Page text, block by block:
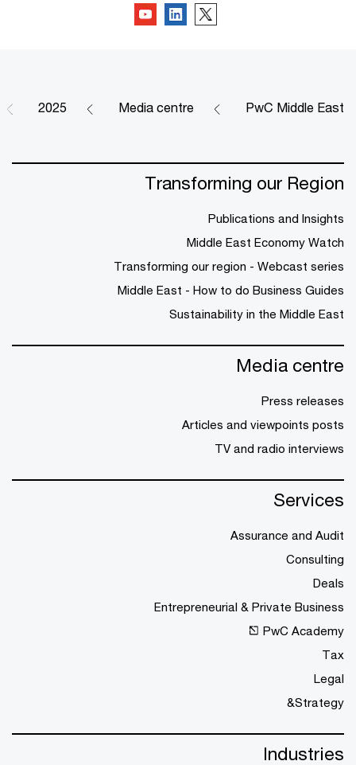
PwC Middle East
Media centre
2025
Transforming our Region
Publications and Insights
Middle East Economy Watch
Transforming our region - Webcast series
Middle East - How to do Business Guides
Sustainability in the Middle East
Media centre
Press releases
Articles and viewpoints posts
TV and radio interviews
Services
Assurance and Audit
Consulting
Deals
Entrepreneurial & Private Business
PwC Academy
Tax
Legal
Strategy&
Industries